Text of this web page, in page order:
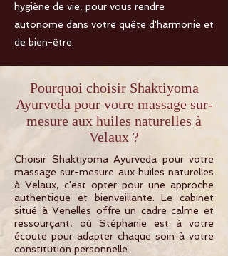
hygiène de vie, pour vous rendre
autonome dans votre quête d'harmonie et
de bien-être.
Pourquoi choisir Shaktiyoma
Ayurveda pour votre massage sur-
mesure aux huiles naturelles à
Velaux ?
Choisir Shaktiyoma Ayurveda pour votre
massage sur-mesure aux huiles naturelles
à Velaux, c'est opter pour une approche
authentique et bienveillante. Le cabinet
situé à Venelles offre un cadre calme et
ressourçant, où Stéphanie est à votre
écoute pour adapter chaque soin à votre
constitution personnelle.